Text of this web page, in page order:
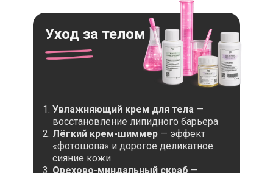
Уход за телом
Увлажняющий крем для тела —
восстановление липидного барьера
Лёгкий крем-шиммер — эффект
«фотошопа» и дорогое деликатное
сияние кожи
Орехово-миндальный скраб —